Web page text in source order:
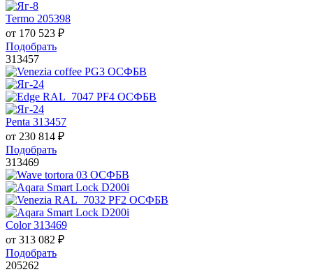
Termo 205398
от 170 523 ₽
Подобрать
313457
Penta 313457
от 230 814 ₽
Подобрать
313469
Color 313469
от 313 082 ₽
Подобрать
205262